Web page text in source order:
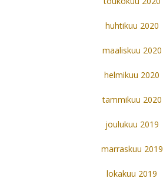
huhtikuu 2020
maaliskuu 2020
helmikuu 2020
tammikuu 2020
joulukuu 2019
marraskuu 2019
lokakuu 2019